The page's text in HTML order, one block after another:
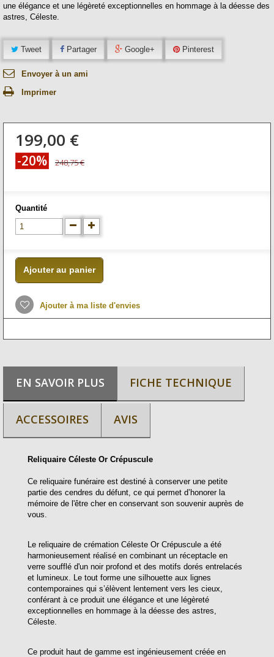
une élégance et une légèreté exceptionnelles en hommage à la déesse des
astres, Céleste.
Tweet Partager Google+ Pinterest
Envoyer à un ami
Imprimer
199,00 €
-20% 248,75 €
Quantité
Ajouter au panier
Ajouter à ma liste d'envies
EN SAVOIR PLUS FICHE TECHNIQUE
ACCESSOIRES AVIS
Reliquaire Céleste Or Crépuscule
Ce reliquaire funéraire est destiné à conserver une petite
partie des cendres du défunt, ce qui permet d’honorer la
mémoire de l'être cher en conservant son souvenir auprès de
vous.
Le reliquaire de crémation Céleste Or Crépuscule a été
harmonieusement réalisé en combinant un réceptacle en
verre soufflé d'un noir profond et des motifs dorés entrelacés
et lumineux. Le tout forme une silhouette aux lignes
contemporaines qui s’élèvent lentement vers les cieux,
conférant à ce produit une élégance et une légèreté
exceptionnelles en hommage à la déesse des astres,
Céleste.
Ce produit haut de gamme est ingénieusement créée en